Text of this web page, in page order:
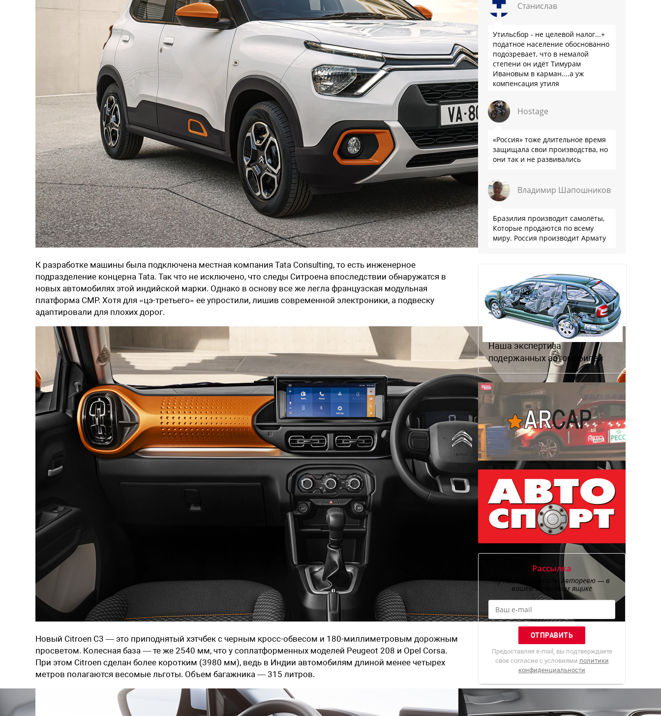
К разработке машины была подключена местная компания Tata Consulting, то есть инженерное
подразделение концерна Tata. Так что не исключено, что следы Ситроена впоследствии обнаружатся в
новых автомобилях этой индийской марки. Однако в основу все же легла французская модульная
платформа CMP. Хотя для «цэ-третьего» ее упростили, лишив современной электроники, а подвеску
адаптировали для плохих дорог.
Новый Citroen C3 — это приподнятый хэтчбек с черным кросс-обвесом и 180-миллиметровым дорожным
просветом. Колесная база — те же 2540 мм, что у соплатформенных моделей Peugeot 208 и Opel Corsa.
При этом Citroen сделан более коротким (3980 мм), ведь в Индии автомобилям длиной менее четырех
метров полагаются весомые льготы. Объем багажника — 315 литров.
Станислав
Утильсбор - не целевой налог...+
податное население обоснованно
подозревает, что в немалой
степени он идёт Тимурам
Ивановым в карман....а уж
компенсация утиля
что прям эталон коррупции
Hostage
«Россия» тоже длительное время
защищала свои производства, но
они так и не развивались
Владимир Шапошников
Бразилия производит самолёты,
Которые продаются по всему
миру. Россия производит Армату
Наша экспертиза
подержанных автомобилей
Рассылка
Лучшие материалы Авторевю — в
вашем почтовом ящике
Предоставляя e-mail, вы подтверждаете
свое согласие с условиями политики
конфиденциальности
Парковка Авторевю